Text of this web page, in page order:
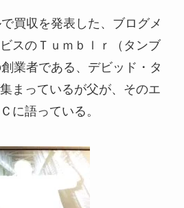
買収を発表した、ブログメ
スのＴｕｍｂｌｒ（タンブ
業者である、デビッド・タ
まっているが父が、そのエ
に語っている。